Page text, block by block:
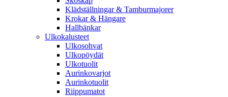
Klädställningar & Tamburmajorer
Krokar & Hängare
Hallbänkar
Ulkokalusteet
Ulkosohvat
Ulkopöydät
Ulkotuolit
Aurinkovarjot
Aurinkotuolit
Riippumatot